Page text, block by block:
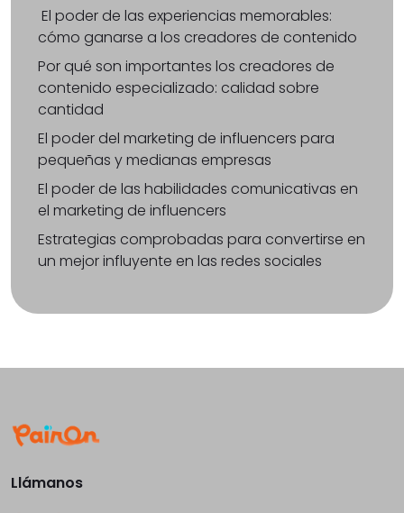
El poder de las experiencias memorables:
cómo ganarse a los creadores de contenido
Por qué son importantes los creadores de
contenido especializado: calidad sobre
cantidad
El poder del marketing de influencers para
pequeñas y medianas empresas
El poder de las habilidades comunicativas en
el marketing de influencers
Estrategias comprobadas para convertirse en
un mejor influyente en las redes sociales
Llámanos